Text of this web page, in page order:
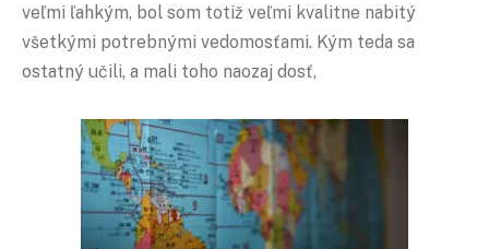
veľmi ľahkým, bol som totiž veľmi kvalitne nabitý
všetkými potrebnými vedomosťami. Kým teda sa
ostatný učili, a mali toho naozaj dosť,